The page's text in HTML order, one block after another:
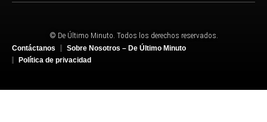
© De Último Minuto. Todos los derechos reservados.
Contáctanos
Sobre Nosotros – De Último Minuto
Política de privacidad